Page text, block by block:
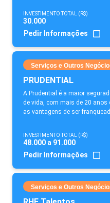
INVESTIMENTO TOTAL (R$)
30.000
Pedir Informações
Serviços e Outros
PRUDENTIAL
A Prudential é a maior
de vida, com mais de 20 anos
as vantagens de ser
INVESTIMENTO TOTAL (R$)
48.000 a 91.000
Pedir Informações
Serviços e Outros